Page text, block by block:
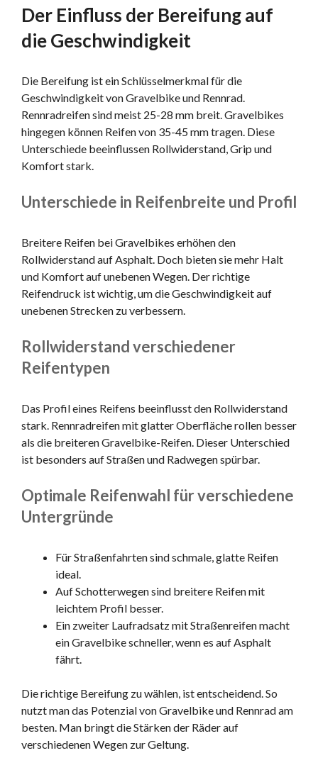
Der Einfluss der Bereifung auf
die Geschwindigkeit
Die Bereifung ist ein Schlüsselmerkmal für die
Geschwindigkeit von Gravelbike und Rennrad.
Rennradreifen sind meist 25-28 mm breit. Gravelbikes
hingegen können Reifen von 35-45 mm tragen. Diese
Unterschiede beeinflussen Rollwiderstand, Grip und
Komfort stark.
Unterschiede in Reifenbreite und Profil
Breitere Reifen bei Gravelbikes erhöhen den
Rollwiderstand auf Asphalt. Doch bieten sie mehr Halt
und Komfort auf unebenen Wegen. Der richtige
Reifendruck ist wichtig, um die Geschwindigkeit auf
unebenen Strecken zu verbessern.
Rollwiderstand verschiedener
Reifentypen
Das Profil eines Reifens beeinflusst den Rollwiderstand
stark. Rennradreifen mit glatter Oberfläche rollen besser
als die breiteren Gravelbike-Reifen. Dieser Unterschied
ist besonders auf Straßen und Radwegen spürbar.
Optimale Reifenwahl für verschiedene
Untergründe
Für Straßenfahrten sind schmale, glatte Reifen
ideal.
Auf Schotterwegen sind breitere Reifen mit
leichtem Profil besser.
Ein zweiter Laufradsatz mit Straßenreifen macht
ein Gravelbike schneller, wenn es auf Asphalt
fährt.
Die richtige Bereifung zu wählen, ist entscheidend. So
nutzt man das Potenzial von Gravelbike und Rennrad am
besten. Man bringt die Stärken der Räder auf
verschiedenen Wegen zur Geltung.